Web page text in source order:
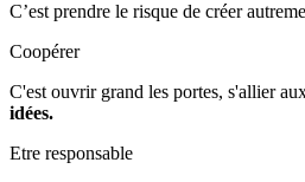
C’est prendre le risque de créer
Coopérer
C'est ouvrir grand les portes, s'allier
idées.
Etre responsable